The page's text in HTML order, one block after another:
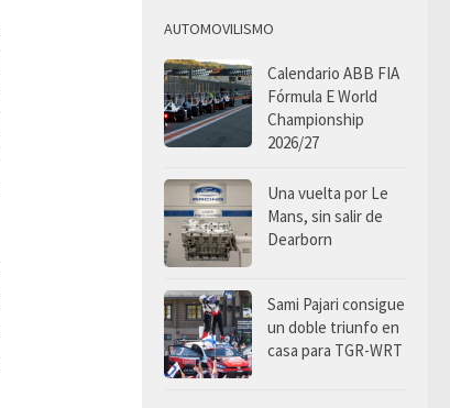
AUTOMOVILISMO
Calendario ABB FIA
Fórmula E World
Championship
2026/27
Una vuelta por Le
Mans, sin salir de
Dearborn
Sami Pajari consigue
un doble triunfo en
casa para TGR-WRT